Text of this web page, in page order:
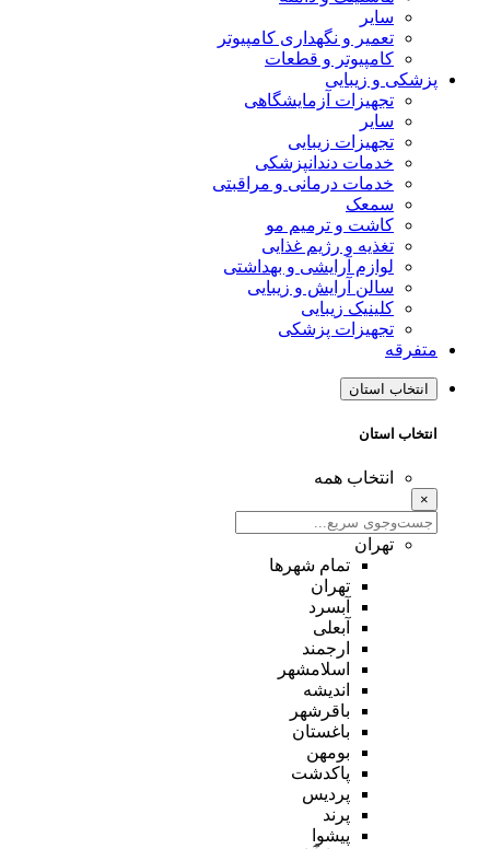
سایر
تعمیر و نگهداری کامپیوتر
کامپیوتر و قطعات
پزشکی و زیبایی
تجهیزات آزمایشگاهی
سایر
تجهیزات زیبایی
خدمات دندانپزشکی
خدمات درمانی و مراقبتی
سمعک
کاشت و ترمیم مو
تغذیه و رژیم غذایی
لوازم آرایشی و بهداشتی
سالن آرایش و زیبایی
کلینیک زیبایی
تجهیزات پزشکی
متفرقه
انتخاب استان
انتخاب استان
انتخاب همه
×
تهران
تمام شهر‌ها
تهران
آبسرد
آبعلی
ارجمند
اسلامشهر
اندیشه
باقرشهر
باغستان
بومهن
پاکدشت
پردیس
پرند
پیشوا